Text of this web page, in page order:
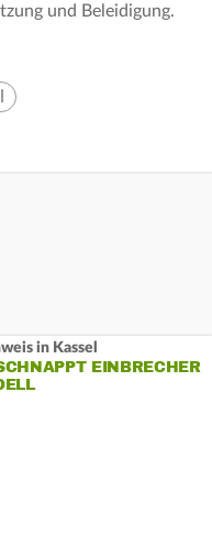
und Beleidigung.
in Kassel
EINBRECHER